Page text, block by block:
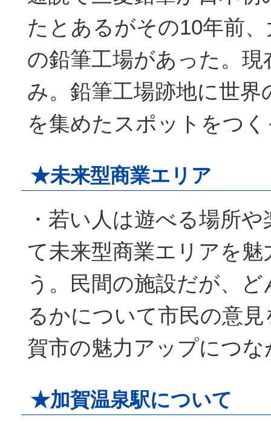
たとあるがその10年前
の鉛筆工場があった。現
み。鉛筆工場跡地に世界
を集めたスポットをつ
★未来型商業エリア
・若い人は遊べる場所
て未来型商業エリアを
う。民間の施設だが、
るかについて市民の意
賀市の魅力アップにつ
★加賀温泉駅について